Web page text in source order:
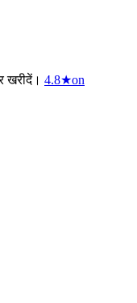
खरीदें। 4.8★on